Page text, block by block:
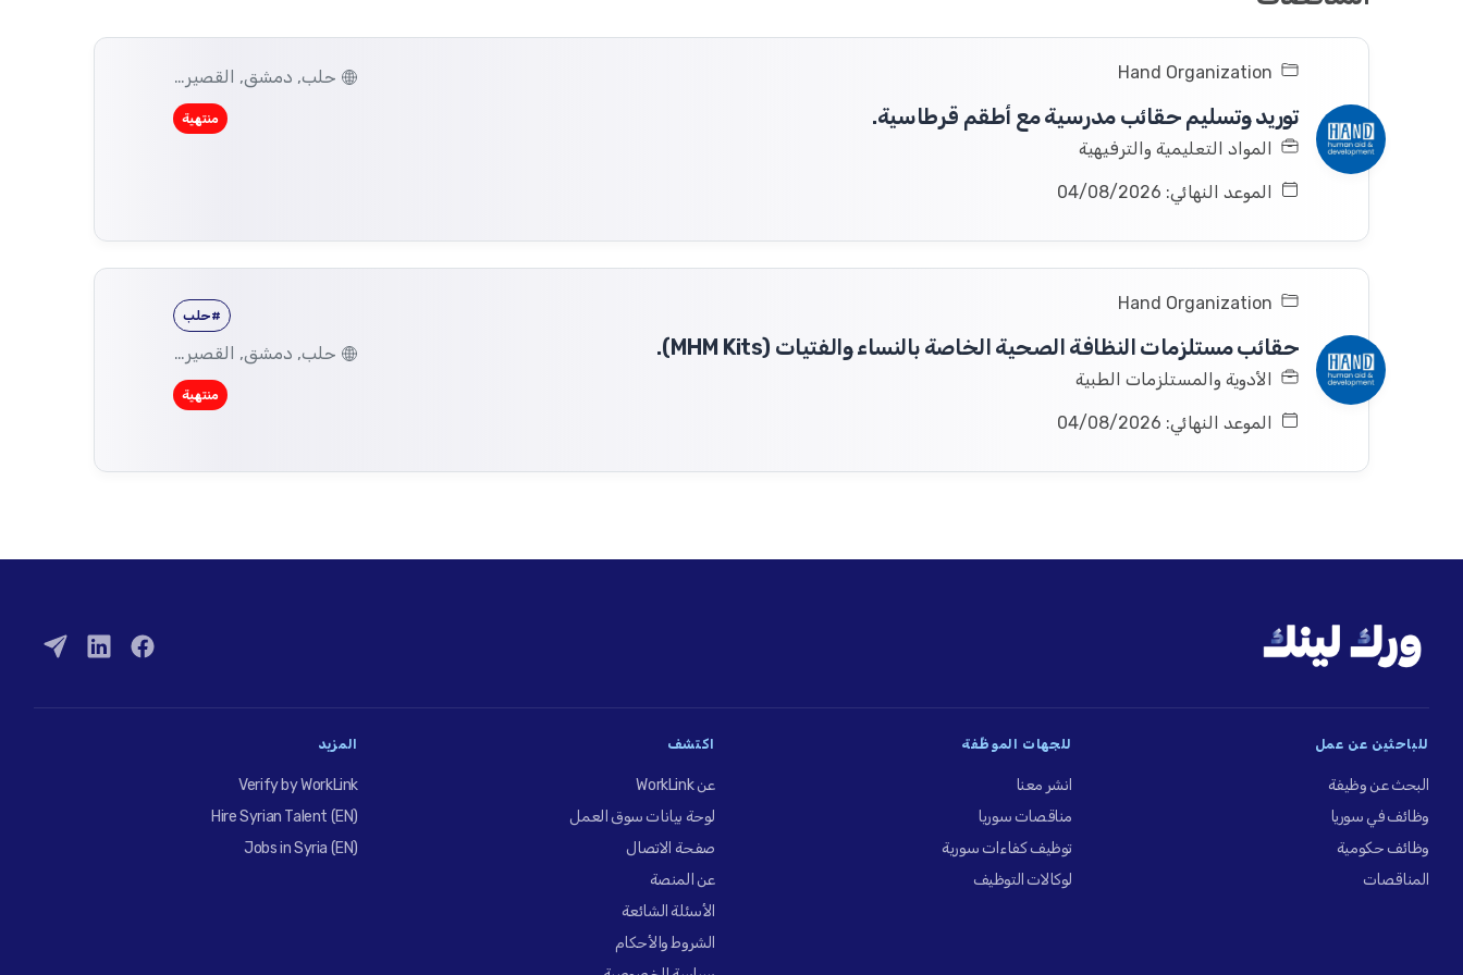
توريد وتسليم حقائب مدرسية مع أطقم قرطاسية.
المواد التعليمية والترفيهية
الموعد النهائي: 04/08/2026
حلب, دمشق, القصير، حمص, الزبداني، ريف دمشق
منتهية
حقائب مستلزمات النظافة الصحية الخاصة بالنساء والفتيات (MHM Kits).
الأدوية والمستلزمات الطبية
الموعد النهائي: 04/08/2026
#حلب
حلب, دمشق, القصير، حمص
منتهية
للباحثين عن عمل
البحث عن وظيفة
وظائف في سوريا
وظائف حكومية
المناقصات
للجهات الموظِّفة
انشر معنا
مناقصات سوريا
توظيف كفاءات سورية
لوكالات التوظيف
اكتشف
عن WorkLink
لوحة بيانات سوق العمل
صفحة الاتصال
عن المنصة
الأسئلة الشائعة
الشروط والأحكام
المزيد
Verify by WorkLink
Hire Syrian Talent (EN)
Jobs in Syria (EN)